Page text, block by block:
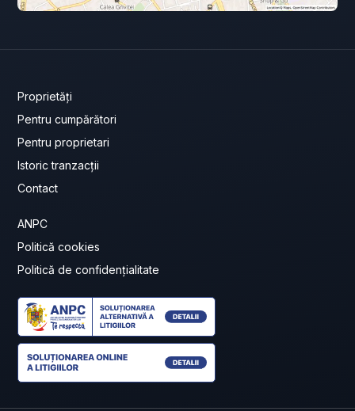
Proprietăți
Pentru cumpărători
Pentru proprietari
Istoric tranzacții
Contact
ANPC
Politică cookies
Politică de confidențialitate